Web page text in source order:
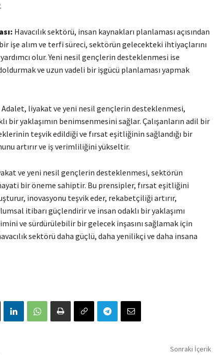
Havacılık sektörü, insan kaynakları planlaması açısından
işe alım ve terfi süreci, sektörün gelecekteki ihtiyaçlarını
olur. Yeni nesil gençlerin desteklenmesi ise
ve uzun vadeli bir işgücü planlaması yapmak
Adalet, liyakat ve yeni nesil gençlerin desteklenmesi,
bir yaklaşımın benimsenmesini sağlar. Çalışanların adil bir
teşvik edildiği ve fırsat eşitliğinin sağlandığı bir
artırır ve iş verimliliğini yükseltir.
ve yeni nesil gençlerin desteklenmesi, sektörün
bir öneme sahiptir. Bu prensipler, fırsat eşitliğini
inovasyonu teşvik eder, rekabetçiliği artırır,
itibarı güçlendirir ve insan odaklı bir yaklaşımı
ve sürdürülebilir bir gelecek inşasını sağlamak için
sektörü daha güçlü, daha yenilikçi ve daha insana
Sonraki İçerik